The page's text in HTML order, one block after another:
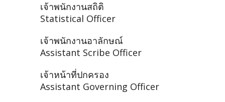
เจ้าพนักงานสถิติ
Statistical Officer
เจ้าพนักงานอาลักษณ์
Assistant Scribe Officer
เจ้าหน้าที่ปกครอง
Assistant Governing Officer